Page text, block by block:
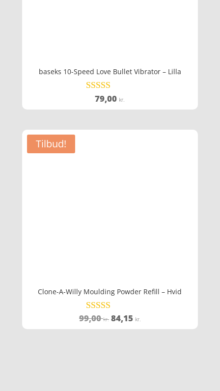
baseks 10-Speed Love Bullet Vibrator – Lilla
Vurderet
4.4
79,00 kr.
Tilbud!
Clone-A-Willy Moulding Powder Refill – Hvid
Vurderet
4.7
99,00kr. Den
oprindelige
84,15 kr.
aktuelle